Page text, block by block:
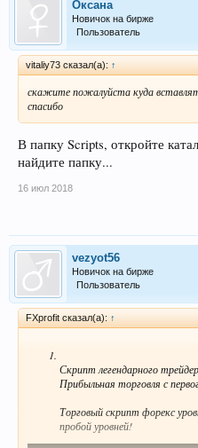
Оксана
Новичок на бирже
Пользователь
vitaliy73 сказал(а): ↑
скажите пожалуйста куда
спасибо
В папку Scripts, откройте
найдите папку...
16 июл 2018
vezyot56
Новичок на бирже
Пользователь
FXprofit сказал(а): ↑
Скрипт легендарного
Прибыльная торговля с
Торговый скрипт форекс
пробой уровней!